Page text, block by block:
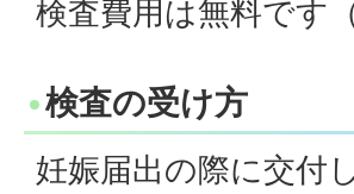
検査費用は無料です
検査の受け方
妊娠届出の際に交付